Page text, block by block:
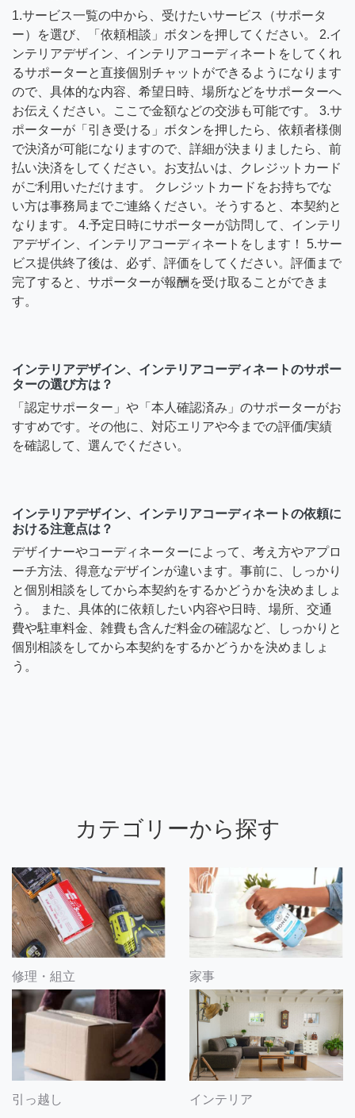
1.サービス一覧の中から、受けたいサービス（サポータ
ー）を選び、「依頼相談」ボタンを押してください。 2.イ
ンテリアデザイン、インテリアコーディネートをしてくれ
るサポーターと直接個別チャットができるようになります
ので、具体的な内容、希望日時、場所などをサポーターへ
お伝えください。ここで金額などの交渉も可能です。 3.サ
ポーターが「引き受ける」ボタンを押したら、依頼者様側
で決済が可能になりますので、詳細が決まりましたら、前
払い決済をしてください。お支払いは、クレジットカード
がご利用いただけます。 クレジットカードをお持ちでな
い方は事務局までご連絡ください。そうすると、本契約と
なります。 4.予定日時にサポーターが訪問して、インテリ
アデザイン、インテリアコーディネートをします！ 5.サー
ビス提供終了後は、必ず、評価をしてください。評価まで
完了すると、サポーターが報酬を受け取ることができま
す。
インテリアデザイン、インテリアコーディネートのサポー
ターの選び方は？
「認定サポーター」や「本人確認済み」のサポーターがお
すすめです。その他に、対応エリアや今までの評価/実績
を確認して、選んでください。
インテリアデザイン、インテリアコーディネートの依頼に
おける注意点は？
デザイナーやコーディネーターによって、考え方やアプロ
ーチ方法、得意なデザインが違います。事前に、しっかり
と個別相談をしてから本契約をするかどうかを決めましょ
う。 また、具体的に依頼したい内容や日時、場所、交通
費や駐車料金、雑費も含んだ料金の確認など、しっかりと
個別相談をしてから本契約をするかどうかを決めましょ
う。
カテゴリーから探す
修理・組立 家事
引っ越し インテリア